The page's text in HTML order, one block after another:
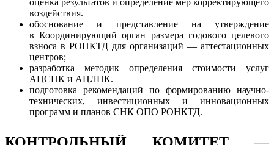
воздействия.
обоснование и представление на утверждение
в Координирующий орган размера годового целевого
взноса в РОНКТД для организаций — аттестационных
центров;
разработка методик определения стоимости услуг
АЦСНК и АЦЛНК.
подготовка рекомендаций по формированию научно-
технических, инвестиционных и инновационных
программ и планов СНК ОПО РОНКТД.